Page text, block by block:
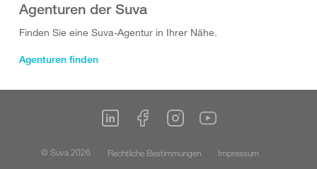
Agenturen der Suva
Finden Sie eine Suva-Agentur in Ihrer Nähe.
Agenturen finden
© Suva 2026 Rechtliche Bestimmungen Impressum